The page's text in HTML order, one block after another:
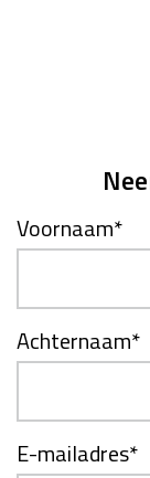
Voornaam*
Achternaam*
E-mailadres*